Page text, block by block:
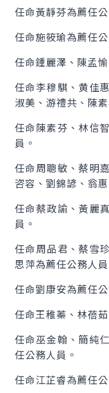
任命黃靜芬為薦任
任命施筱瑜為薦任
任命鍾麗澤、陳孟
任命李穆騏、黄佳
淑美、游禮共、陳
任命陳素芬、林信
員。
任命周聰敏、蔡明
咨容、劉錦諺、翁
任命蔡政諭、黃麗
員。
任命周品君、蔡雪
思萍為薦任公務人員
任命劉康安為薦任
任命王稚蓁、林蓓
任命巫金翰、簡純
任公務人員。
任命江芷睿為薦任